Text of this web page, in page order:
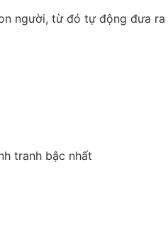
người, từ đó tự động đưa
tranh bậc nhất